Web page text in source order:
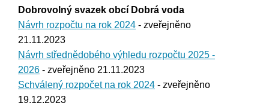
Dobrovolný svazek obcí Dobrá voda
Návrh rozpočtu na rok 2024 - zveřejněno
21.11.2023
Návrh střednědobého výhledu rozpočtu 2025 -
2026 - zveřejněno 21.11.2023
Schválený rozpočet na rok 2024 - zveřejněno
19.12.2023